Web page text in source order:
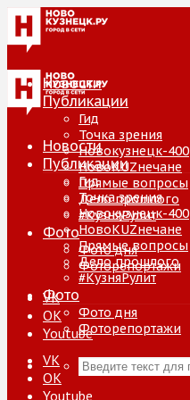
Новости
Публикации
Гид
Точка зрения
Новокузнецк-400
НовоKUZнечане
Прямые вопросы
Дело прошлого
#КузняРулит
Фото
Фото дня
Фоторепортажи
VK
ОК
Youtube
Новости
Публикации
Гид
Точка зрения
Новокузнецк-400
НовоKUZнечане
Прямые вопросы
Дело прошлого
#КузняРулит
Фото
Фото дня
Фоторепортажи
VK
ОК
Youtube